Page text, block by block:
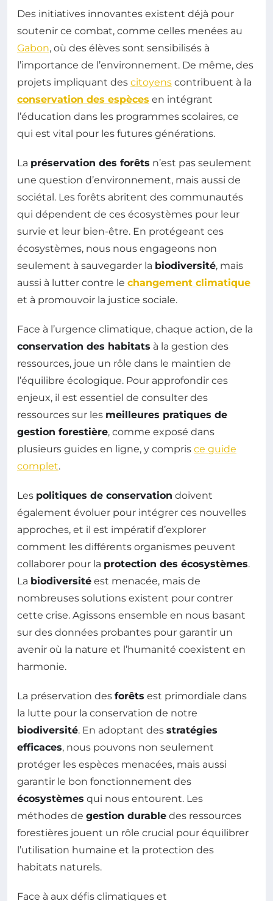
Des initiatives innovantes existent déjà pour
soutenir ce combat, comme celles menées au
Gabon, où des élèves sont sensibilisés à
l’importance de l’environnement. De même, des
projets impliquant des citoyens contribuent à la
conservation des espèces en intégrant
l’éducation dans les programmes scolaires, ce
qui est vital pour les futures générations.
La préservation des forêts n’est pas seulement
une question d’environnement, mais aussi de
sociétal. Les forêts abritent des communautés
qui dépendent de ces écosystèmes pour leur
survie et leur bien-être. En protégeant ces
écosystèmes, nous nous engageons non
seulement à sauvegarder la biodiversité, mais
aussi à lutter contre le changement climatique
et à promouvoir la justice sociale.
Face à l’urgence climatique, chaque action, de la
conservation des habitats à la gestion des
ressources, joue un rôle dans le maintien de
l’équilibre écologique. Pour approfondir ces
enjeux, il est essentiel de consulter des
ressources sur les meilleures pratiques de
gestion forestière, comme exposé dans
plusieurs guides en ligne, y compris ce guide
complet.
Les politiques de conservation doivent
également évoluer pour intégrer ces nouvelles
approches, et il est impératif d’explorer
comment les différents organismes peuvent
collaborer pour la protection des écosystèmes.
La biodiversité est menacée, mais de
nombreuses solutions existent pour contrer
cette crise. Agissons ensemble en nous basant
sur des données probantes pour garantir un
avenir où la nature et l’humanité coexistent en
harmonie.
La préservation des forêts est primordiale dans
la lutte pour la conservation de notre
biodiversité. En adoptant des stratégies
efficaces, nous pouvons non seulement
protéger les espèces menacées, mais aussi
garantir le bon fonctionnement des
écosystèmes qui nous entourent. Les
méthodes de gestion durable des ressources
forestières jouent un rôle crucial pour équilibrer
l’utilisation humaine et la protection des
habitats naturels.
Face à aux défis climatiques et